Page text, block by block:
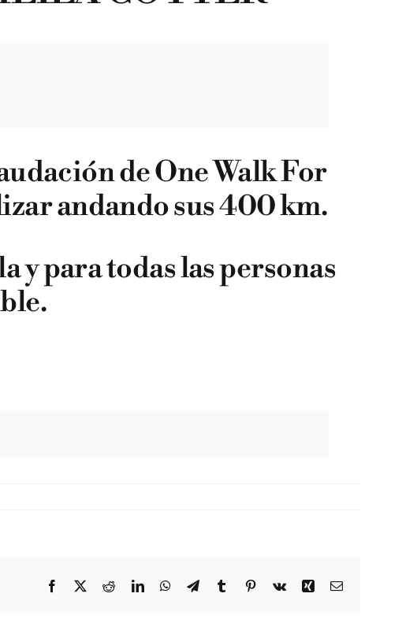
de One Walk For
andando sus 400 km.
y para todas las personas
Facebook
TwitterRedditLinkedInWhatsApp
TelegramTumblrPinterest
Vk Xing Correo